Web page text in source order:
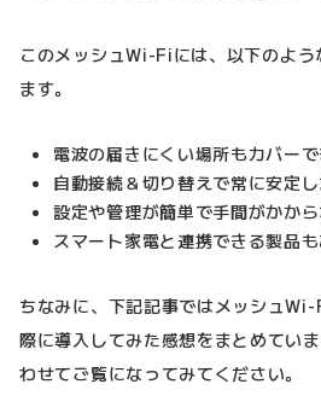
このメッシュWi-Fiには、以下のよう
ます。
電波の届きにくい場所もカバー
自動接続＆切り替えで常に安定
設定や管理が簡単で手間がかか
スマート家電と連携できる製品
ちなみに、下記記事ではメッシュ
際に導入してみた感想をまとめてい
わせてご覧になってみてください。